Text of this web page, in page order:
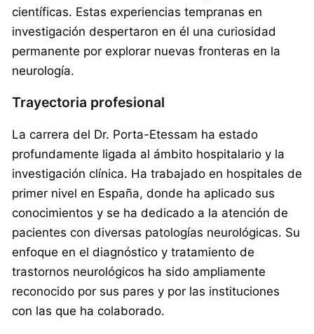
científicas. Estas experiencias tempranas en
investigación despertaron en él una curiosidad
permanente por explorar nuevas fronteras en la
neurología.
Trayectoria profesional
La carrera del Dr. Porta-Etessam ha estado
profundamente ligada al ámbito hospitalario y la
investigación clínica. Ha trabajado en hospitales de
primer nivel en España, donde ha aplicado sus
conocimientos y se ha dedicado a la atención de
pacientes con diversas patologías neurológicas. Su
enfoque en el diagnóstico y tratamiento de
trastornos neurológicos ha sido ampliamente
reconocido por sus pares y por las instituciones
con las que ha colaborado.